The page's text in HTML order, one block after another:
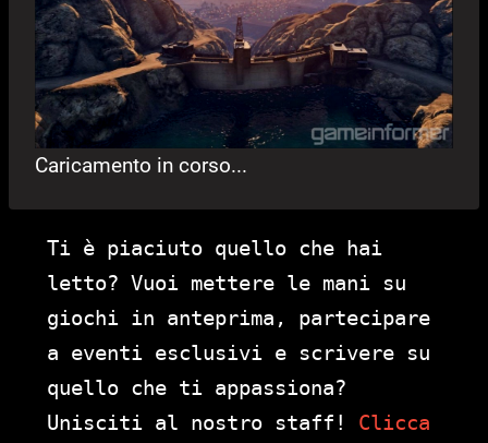
Caricamento in corso...
Ti è piaciuto quello che hai
letto? Vuoi mettere le mani su
giochi in anteprima, partecipare
a eventi esclusivi e scrivere su
quello che ti appassiona?
Unisciti al nostro staff! Clicca